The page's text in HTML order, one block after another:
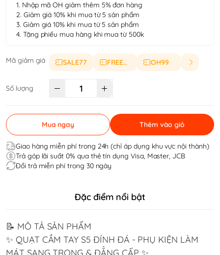
1. Nhập mã OH giảm thêm 5% đơn hàng
2. Giảm giá 10% khi mua từ 5 sản phẩm
3. Giảm giá 10% khi mua từ 5 sản phẩm
4. Tặng phiếu mua hàng khi mua từ 500k
Mã giảm giá SALE77 FREESHIP OH99
Số lượng
Mua ngay Thêm vào giỏ
Giao hàng miễn phí trong 24h (chỉ áp dụng khu vực nội thành)
Trả góp lãi suất 0% qua thẻ tín dụng Visa, Master, JCB
Đổi trả miễn phí trong 30 ngày
Đặc điểm nổi bật
📝 MÔ TẢ SẢN PHẨM
✨ QUẠT CẦM TAY S5 ĐÍNH ĐÁ - PHỤ KIỆN LÀM